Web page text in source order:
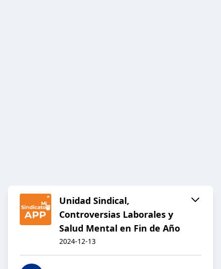
Unidad Sindical,
Controversias Laborales y
Salud Mental en Fin de Año
2024-12-13